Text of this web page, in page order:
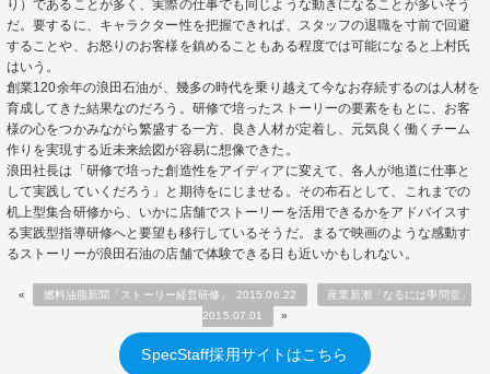
り）であることが多く、実際の仕事でも同じような動きになることが多いそう
だ。要するに、キャラクター性を把握できれば、スタッフの退職を寸前で回避
することや、お怒りのお客様を鎮めることもある程度では可能になると上村氏
はいう。
創業120余年の浪田石油が、幾多の時代を乗り越えて今なお存続するのは人材を
育成してきた結果なのだろう。研修で培ったストーリーの要素をもとに、お客
様の心をつかみながら繁盛する一方、良き人材が定着し、元気良く働くチーム
作りを実現する近未来絵図が容易に想像できた。
浪田社長は「研修で培った創造性をアイディアに変えて、各人が地道に仕事と
して実践していくだろう」と期待をにじませる。その布石として、これまでの
机上型集合研修から、いかに店舗でストーリーを活用できるかをアドバイスす
る実践型指導研修へと要望も移行しているそうだ。まるで映画のような感動す
るストーリーが浪田石油の店舗で体験できる日も近いかもしれない。
« 燃料油脂新聞「ストーリー経営研修」 2015.06.22
産業新潮「なるには學問堂」
2015.07.01
»
SpecStaff採用サイトはこちら